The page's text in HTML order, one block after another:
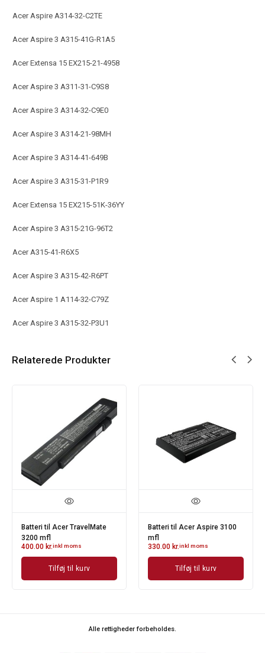
Acer Aspire A314-32-C2TE
Acer Aspire 3 A315-41G-R1A5
Acer Extensa 15 EX215-21-4958
Acer Aspire 3 A311-31-C9S8
Acer Aspire 3 A314-32-C9E0
Acer Aspire 3 A314-21-98MH
Acer Aspire 3 A314-41-649B
Acer Aspire 3 A315-31-P1R9
Acer Extensa 15 EX215-51K-36YY
Acer Aspire 3 A315-21G-96T2
Acer A315-41-R6X5
Acer Aspire 3 A315-42-R6PT
Acer Aspire 1 A114-32-C79Z
Acer Aspire 3 A315-32-P3U1
Relaterede Produkter
til Acer Aspire 3100
inkl moms
Batteri til Acer Aspire one -
svart- 4.400 mAh
inkl moms
Batteri til
Alle rettigheder forbeholdes.